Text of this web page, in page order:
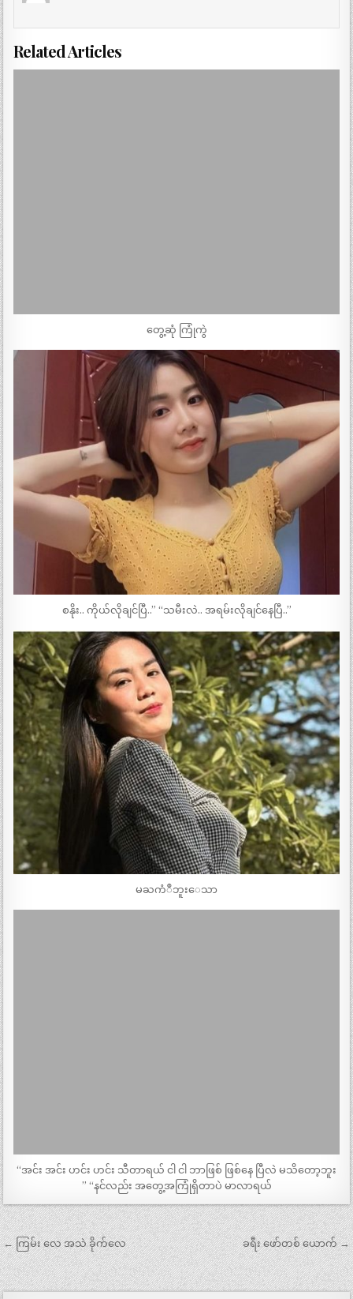
Related Articles
တွေ့ဆုံ ကြုံကွဲ
စနိုး.. ကိုယ်လိုချင်ပြီ..” “သမီးလဲ.. အရမ်းလိုချင်နေပြီ..”
မႀကံဳဘူးေသာ
“အင်း အင်း ဟင်း ဟင်း သီတာရယ် ငါ ငါ ဘာဖြစ် ဖြစ်နေ ပြီလဲ မသိတော့ဘူး
” “နင်လည်း အတွေ့အကြုံရှိတာပဲ မာလာရယ်
Post
navigation
← ကြမ်း လေ အသဲ ခိုက်လေ ခရီး ဖော်တစ် ယောက် →